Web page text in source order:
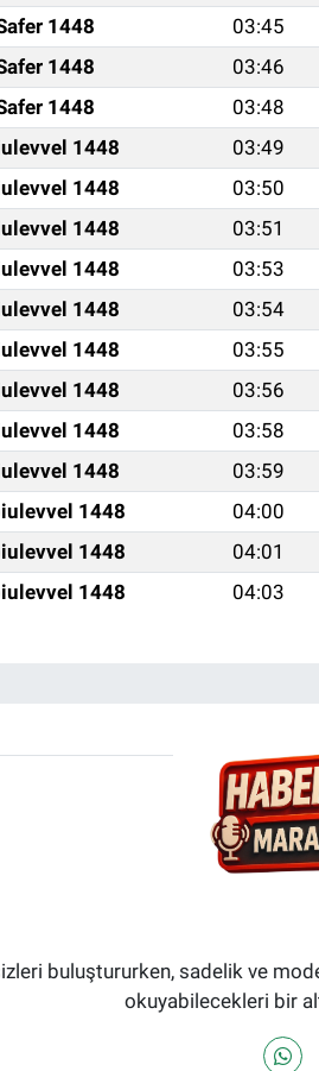
1448 03:45
1448 03:46
1448 03:48
1448 03:49
1448 03:50
1448 03:51
1448 03:53
1448 03:54
1448 03:55
1448 03:56
1448 03:58
1448 03:59
1448 04:00
1448 04:01
1448 04:03
buluştururken, sadelik ve
okuyabilecekleri bir